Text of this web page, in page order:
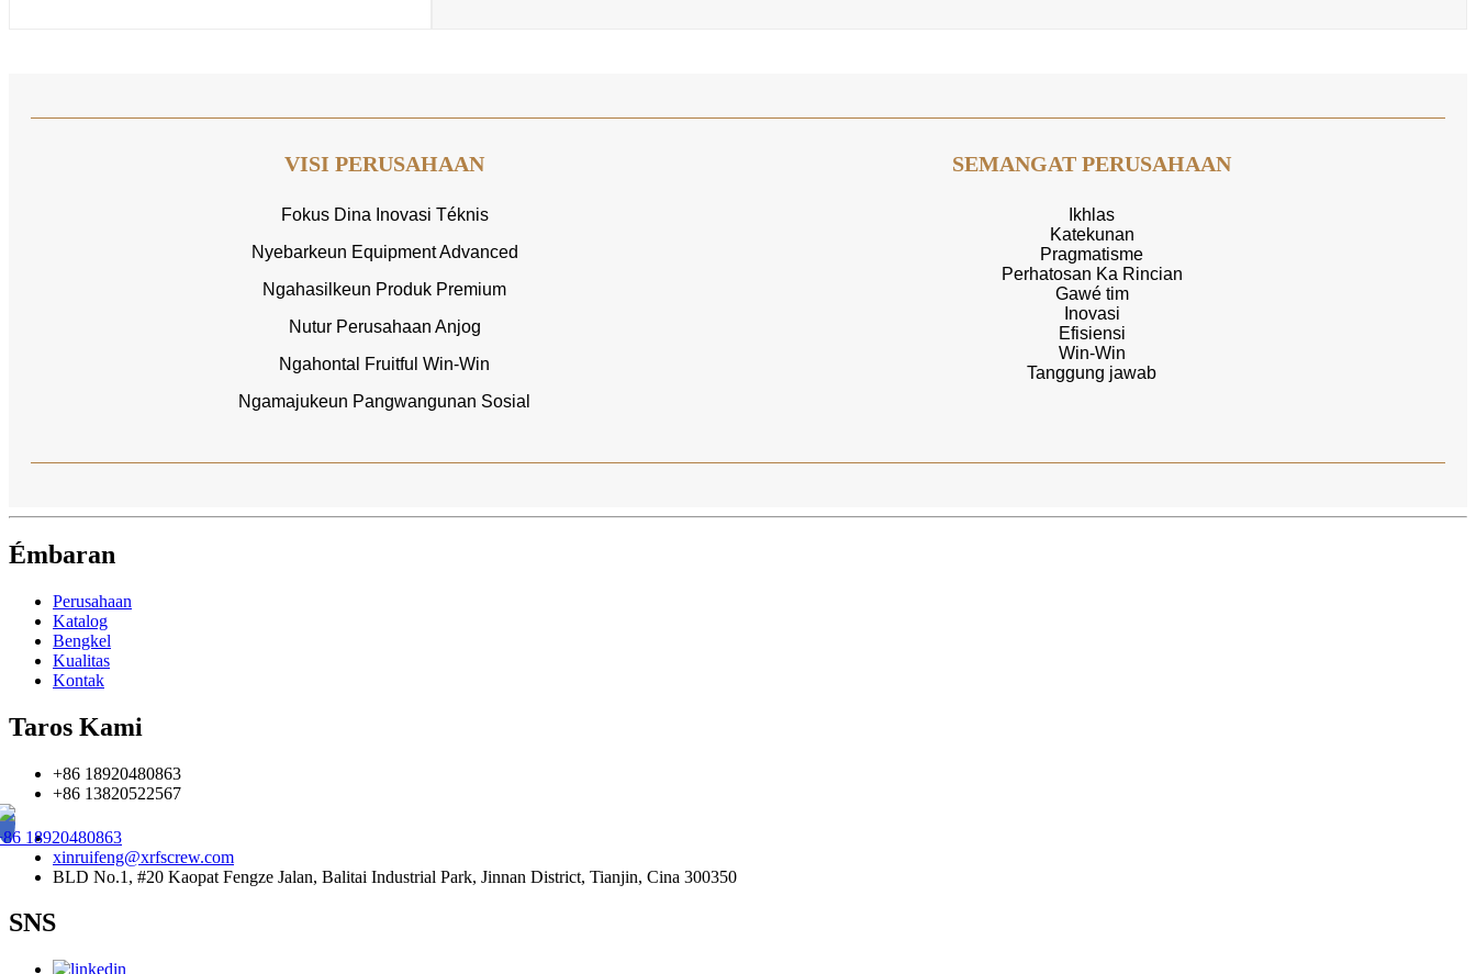
VISI PERUSAHAAN
Fokus Dina Inovasi Téknis
Nyebarkeun Equipment Advanced
Ngahasilkeun Produk Premium
Nutur Perusahaan Anjog
Ngahontal Fruitful Win-Win
Ngamajukeun Pangwangunan Sosial
SEMANGAT PERUSAHAAN
Ikhlas
Katekunan
Pragmatisme
Perhatosan Ka Rincian
Gawé tim
Inovasi
Efisiensi
Win-Win
Tanggung jawab
Émbaran
Perusahaan
Katalog
Bengkel
Kualitas
Kontak
Taros Kami
+86 18920480863
+86 13820522567
18920480863
xinruifeng@xrfscrew.com
BLD No.1, #20 Kaopat Fengze Jalan, Balitai Industrial Park, Jinnan District, Tianjin, Cina 300350
SNS